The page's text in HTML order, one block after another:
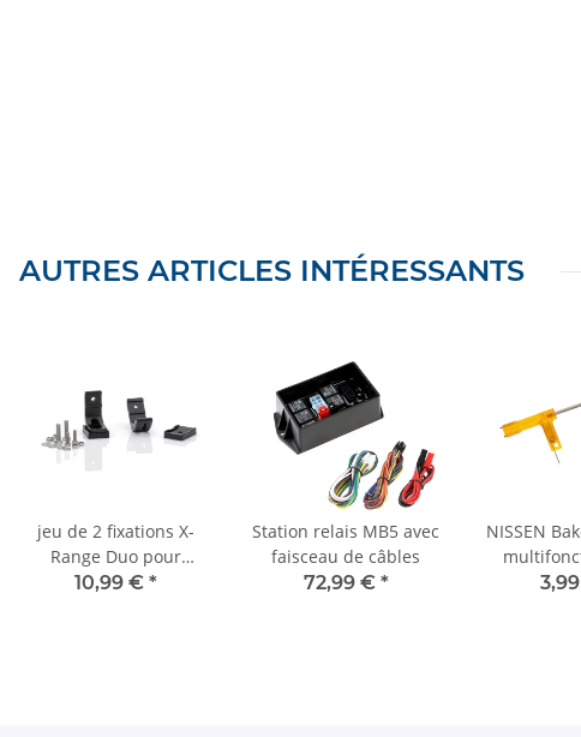
AUTRES ARTICLES INTÉRESSANTS
jeu de 2 fixations X-
Range Duo pour
phares, pour montage
10,99 € *
Station relais MB5 avec
faisceau de câbles
72,99 € *
NISSEN